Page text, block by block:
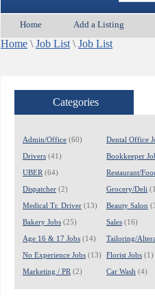
Home Add a Listing
Home \ Job List \ Job List
Categories
Admin/Office (60)
Drivers (41)
UBER (64)
Dental Office
Bookkeeper
Restaurant/
Dispatcher (2)
Medical Tr. Driver (13)
Bakery Jobs (25)
Grocery/Deli
Beauty Salon
Sales (16)
Age 16 & 17 Jobs (14)
No Experience Jobs (13)
Marketing / PR (2)
Tailoring/
Florist Jobs (1)
Car Wash (4)